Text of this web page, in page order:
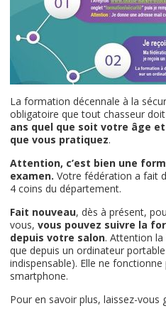
La formation décennale à la
obligatoire que tout chasseur
ans quel que soit votre âge
que vous pratiquez.
Attention, c’est bien une
examen. Votre fédération a fait
4 coins du département.
Fait nouveau, dès à présent,
vous,vous pouvez suivre la
depuis votre salon. Attention
que depuis un ordinateur
indispensable). Elle ne
smartphone.
Pour en savoir plus, laissez-